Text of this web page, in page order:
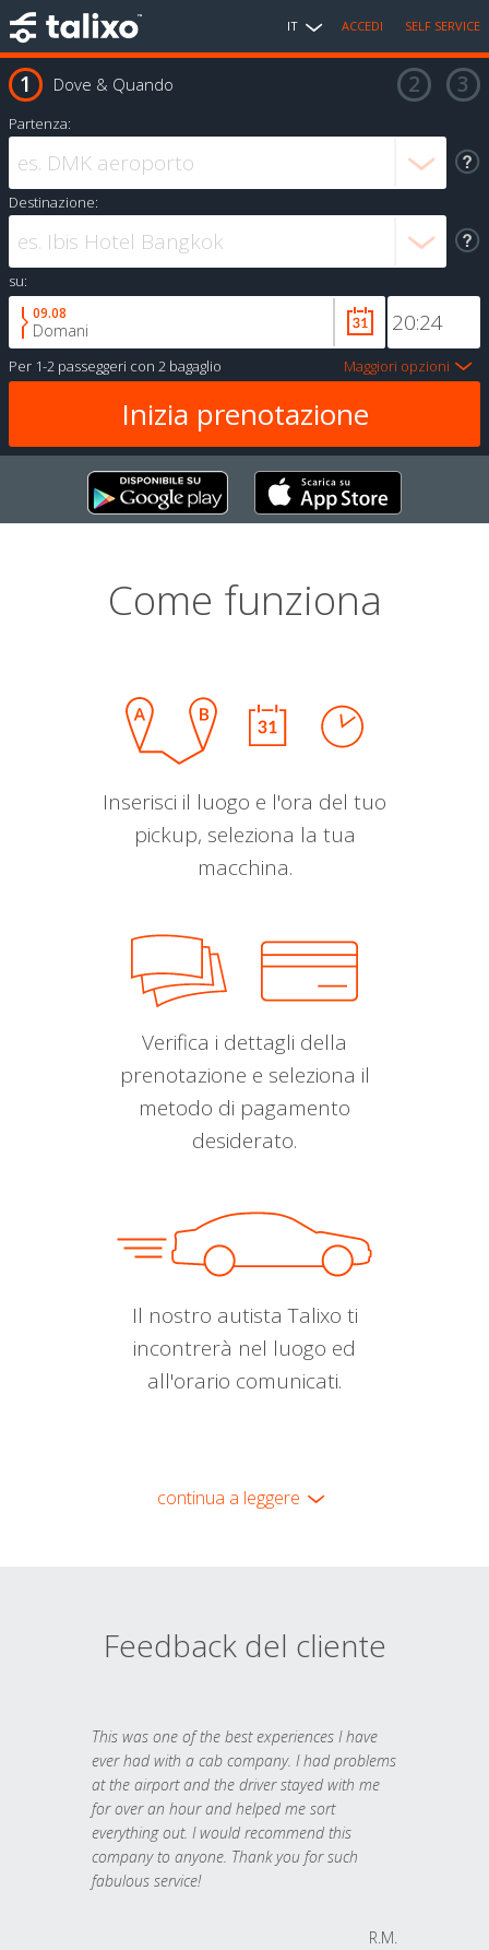
IT ACCEDI SELF SERVICE
Dove & Quando
Partenza:
Destinazione:
su:
09.08
Domani
Per 1-2 passeggeri con 2 bagaglio Maggiori opzioni
Come funziona
Inserisci il luogo e l'ora del tuo
pickup, seleziona la tua
macchina.
Verifica i dettagli della
prenotazione e seleziona il
metodo di pagamento
desiderato.
Il nostro autista Talixo ti
incontrerà nel luogo ed
all'orario comunicati.
continua a leggere
Feedback del cliente
This was one of the best experiences I have
ever had with a cab company. I had problems
at the airport and the driver stayed with me
for over an hour and helped me sort
everything out. I would recommend this
company to anyone. Thank you for such
fabulous service!
R.M.